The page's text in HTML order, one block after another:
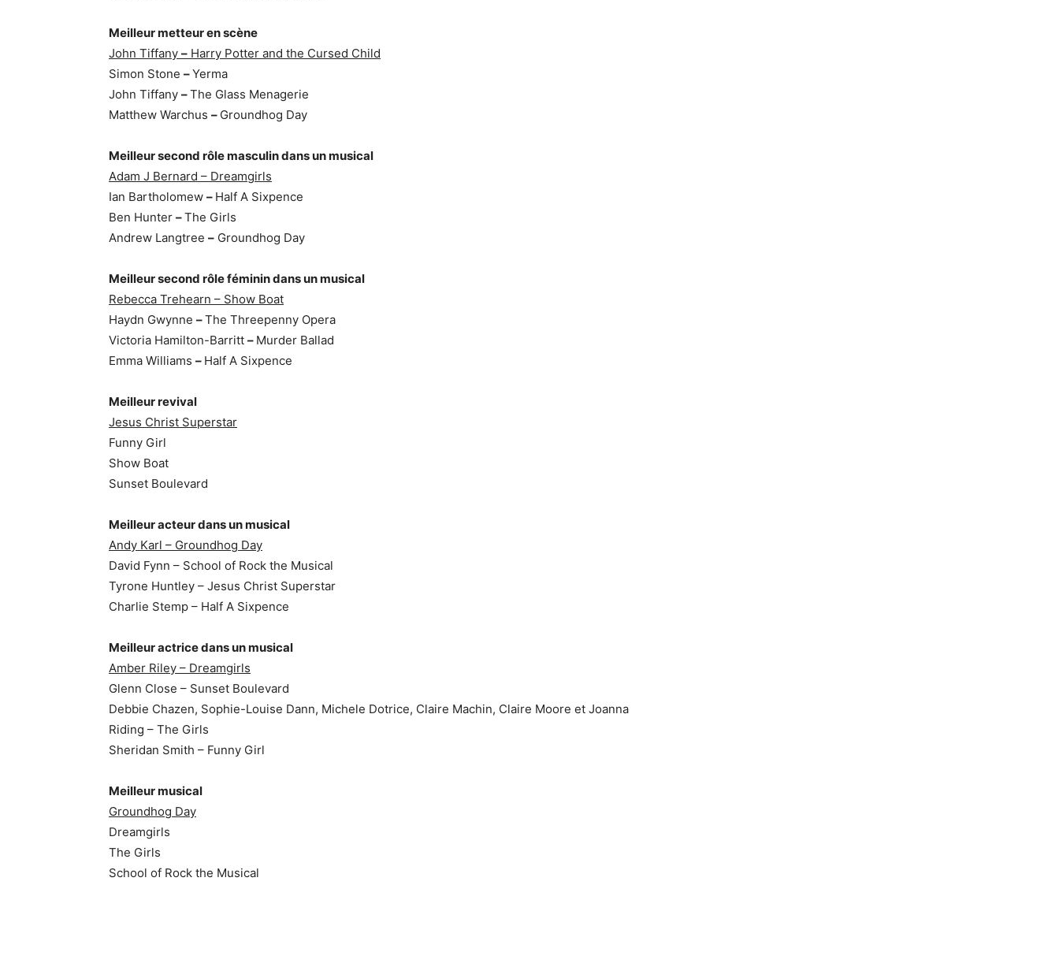
Meilleur metteur en scène
John Tiffany – Harry Potter and the Cursed Child
Simon Stone –Yerma
John Tiffany –The Glass Menagerie
Matthew Warchus – Groundhog Day
Meilleur second rôle masculin dans un musical
Adam J Bernard – Dreamgirls
Ian Bartholomew – Half A Sixpence
Ben Hunter –The Girls
Andrew Langtree – Groundhog Day
Meilleur second rôle féminin dans un musical
Rebecca Trehearn – Show Boat
Haydn Gwynne –The Threepenny Opera
Victoria Hamilton-Barritt – Murder Ballad
Emma Williams – Half A Sixpence
Meilleur revival
Jesus Christ Superstar
Funny Girl
Show Boat
Sunset Boulevard
Meilleur acteur dans un musical
Andy Karl – Groundhog Day
David Fynn – School of Rock the Musical
Tyrone Huntley – Jesus Christ Superstar
Charlie Stemp – Half A Sixpence
Meilleur actrice dans un musical
Amber Riley – Dreamgirls
Glenn Close – Sunset Boulevard
Debbie Chazen, Sophie-Louise Dann, Michele Dotrice, Claire Machin, Claire Moore et Joanna
Riding – The Girls
Sheridan Smith – Funny Girl
Meilleur musical
Groundhog Day
Dreamgirls
The Girls
School of Rock the Musical